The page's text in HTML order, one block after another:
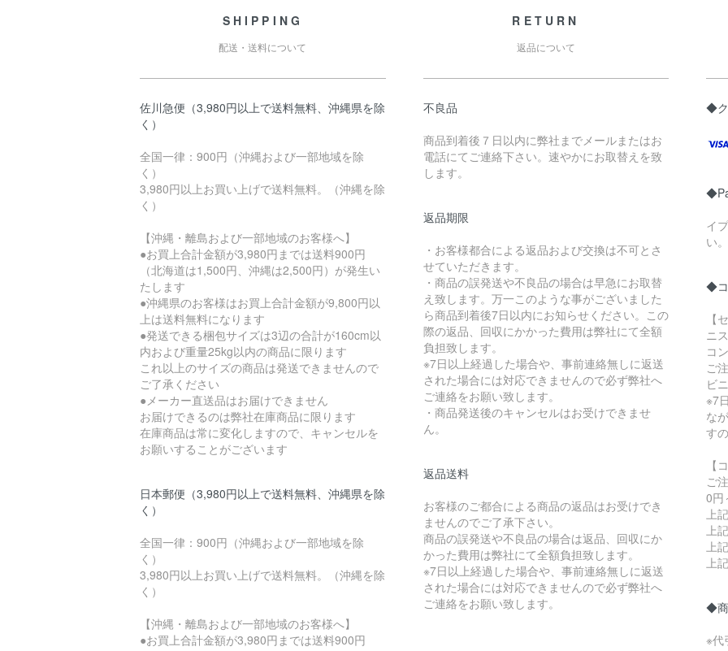
SHIPPING
配送・送料について
佐川急便（3,980円以上で送料無料、沖縄県を除
く）
全国一律：900円（沖縄および一部地域を除
く）
3,980円以上お買い上げで送料無料。（沖縄を除
く）
【沖縄・離島および一部地域のお客様へ】
●お買上合計金額が3,980円までは送料900円
（北海道は1,500円、沖縄は2,500円）が発生い
たします
●沖縄県のお客様はお買上合計金額が9,800円以
上は送料無料になります
●発送できる梱包サイズは3辺の合計が160cm以
内および重量25kg以内の商品に限ります
これ以上のサイズの商品は発送できませんので
ご了承ください
●メーカー直送品はお届けできません
お届けできるのは弊社在庫商品に限ります
在庫商品は常に変化しますので、キャンセルを
お願いすることがございます
日本郵便（3,980円以上で送料無料、沖縄県を除
く）
全国一律：900円（沖縄および一部地域を除
く）
3,980円以上お買い上げで送料無料。（沖縄を除
く）
【沖縄・離島および一部地域のお客様へ】
●お買上合計金額が3,980円までは送料900円
RETURN
返品について
不良品
商品到着後７日以内に弊社までメールまたはお
電話にてご連絡下さい。速やかにお取替えを致
します。
返品期限
・お客様都合による返品および交換は不可とさ
せていただきます。
・商品の誤発送や不良品の場合は早急にお取替
え致します。万一このような事がございました
ら商品到着後7日以内にお知らせください。この
際の返品、回収にかかった費用は弊社にて全額
負担致します。
※7日以上経過した場合や、事前連絡無しに返送
された場合には対応できませんので必ず弊社へ
ご連絡をお願い致します。
・商品発送後のキャンセルはお受けできませ
ん。
返品送料
お客様のご都合による商品の返品はお受けでき
ませんのでご了承下さい。
商品の誤発送や不良品の場合は返品、回収にか
かった費用は弊社にて全額負担致します。
※7日以上経過した場合や、事前連絡無しに返送
された場合には対応できませんので必ず弊社へ
ご連絡をお願い致します。
◆ク
イ
い。
◆コ
【
ニ
コ
ご
ビ
※7
な
す
【
ご
0円
上
上
上
上
◆商
※代